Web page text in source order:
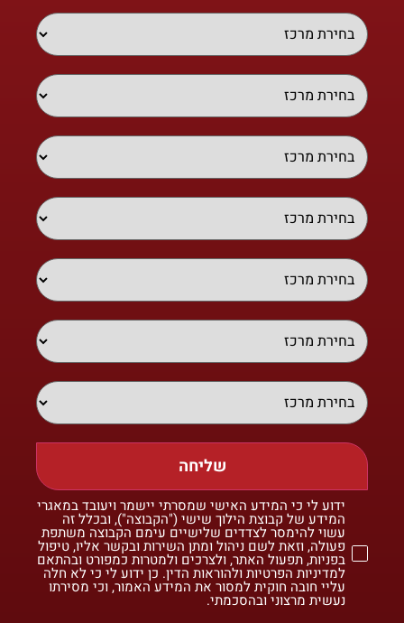
שליחה
ידוע לי כי המידע האישי שמסרתי יישמר ויעובד במאגרי
המידע של קבוצת הילוך שישי ("הקבוצה"), ובכלל זה
עשוי להימסר לצדדים שלישיים עימם הקבוצה משתפת
פעולה, וזאת לשם ניהול ומתן השירות ובקשר אליו, טיפול
בפניות, תפעול האתר, ולצרכים ולמטרות כמפורט ובהתאם
למדיניות הפרטיות ולהוראות הדין. כן ידוע לי כי לא חלה
עליי חובה חוקית למסור את המידע האמור, וכי מסירתו
נעשית מרצוני ובהסכמתי.